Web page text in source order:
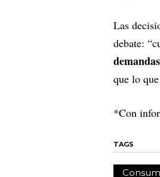
Las
debate:
que lo
*Con
TAGS